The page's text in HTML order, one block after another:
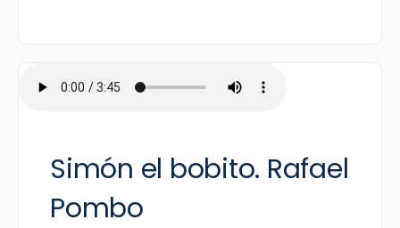
Simón el bobito. Rafael
Pombo